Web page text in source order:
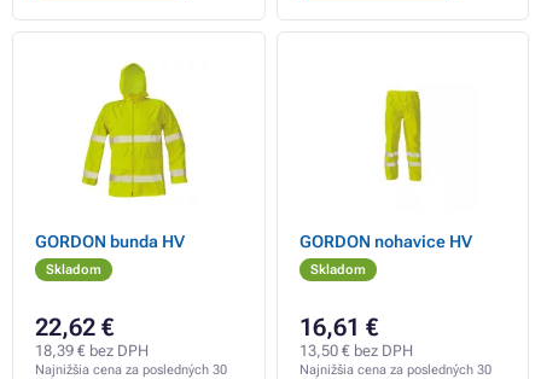
GORDON bunda HV
Skladom
22,62 €
18,39 € bez DPH
Najnižšia cena za posledných 30
GORDON nohavice HV
Skladom
16,61 €
13,50 € bez DPH
Najnižšia cena za posledných 30